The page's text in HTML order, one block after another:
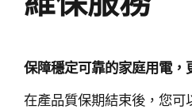
保障穩定可靠的家庭用電，
在產品質保期結束後，您可